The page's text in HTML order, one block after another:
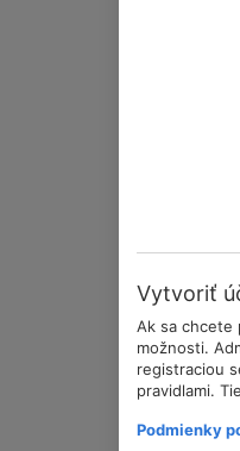
Vytvoriť
Ak sa chcete
možnosti.
registraciou
pravidlami.
Podmienky